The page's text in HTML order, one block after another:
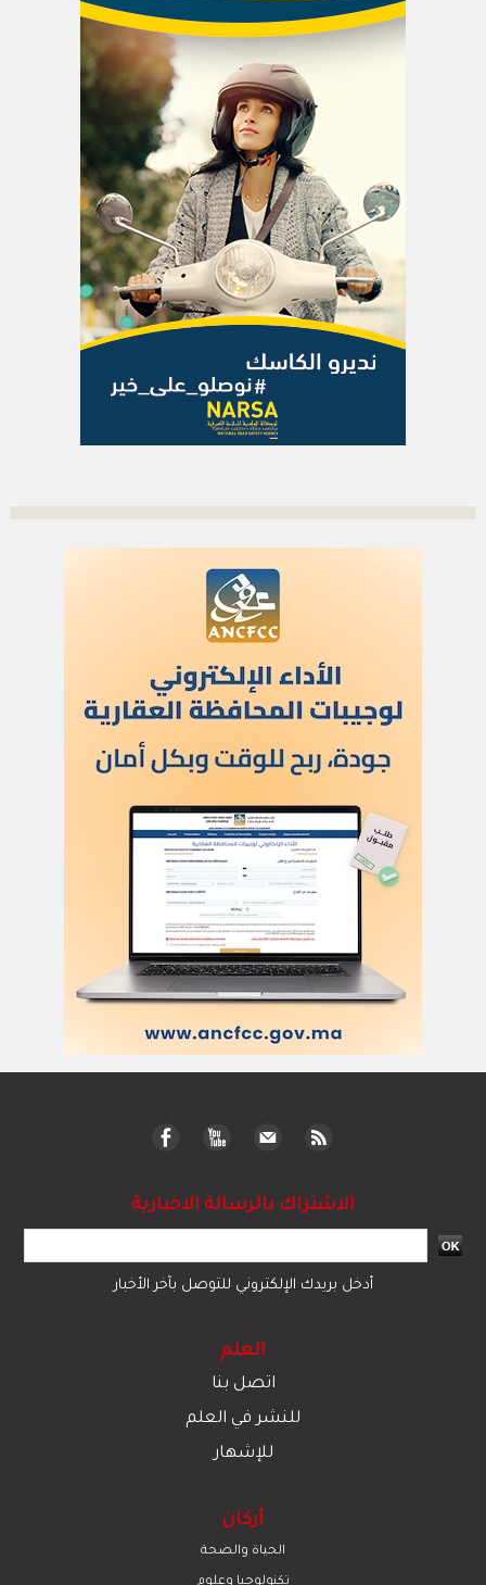
الاشتراك بالرسالة الاخبارية
أدخل بريدك الإلكتروني للتوصل بآخر الأخبار
العلم
اتصل بنا
للنشر في العلم
للإشهار
أركان
الحياة والصحة